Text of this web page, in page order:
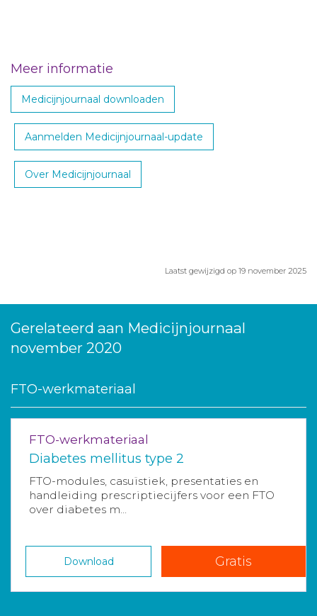
Meer informatie
Medicijnjournaal downloaden
Aanmelden Medicijnjournaal-update
Over Medicijnjournaal
Laatst gewijzigd op 19 november 2025
Gerelateerd aan Medicijnjournaal
november 2020
FTO-werkmateriaal
FTO-werkmateriaal
Diabetes mellitus type 2
FTO-modules, casuïstiek, presentaties en
handleiding prescriptiecijfers voor een FTO
over diabetes m...
Download Gratis